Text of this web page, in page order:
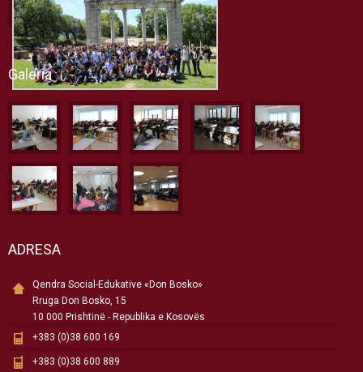
Galeria
ADRESA
Qendra Social-Edukative «Don Bosko»
Rruga Don Bosko, 15
10 000 Prishtinë - Republika e Kosovës
+383 (0)38 600 169
+383 (0)38 600 889